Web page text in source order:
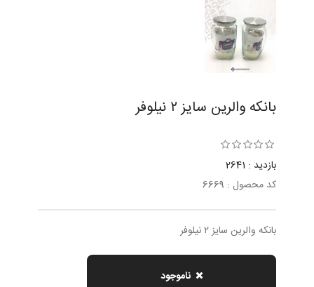
بانکه والرین سایز ۲ نيلوفر
بازدید : 2641
کد محصول : 6669
بانکه والرین سایز ۲ نيلوفر
ناموجود